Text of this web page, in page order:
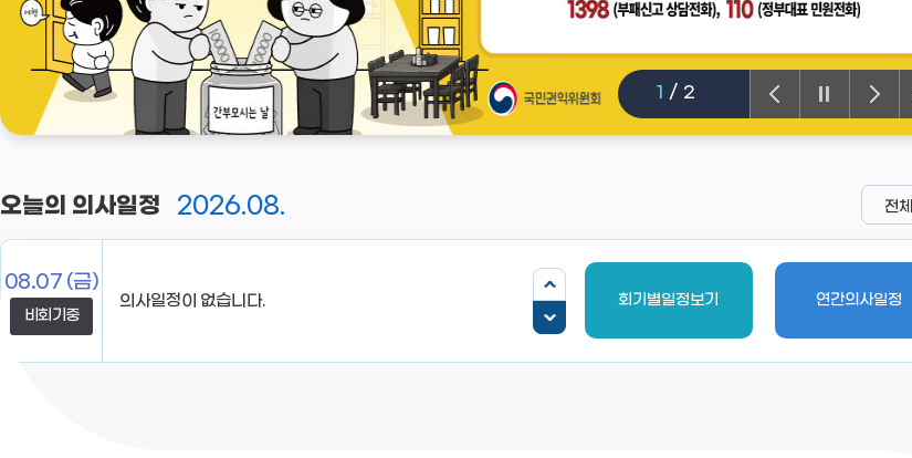
2 /2
오늘의 의사일정 2026.08.
08.07 (금)
비회기중
회기별일정보기 연간의사일정
전